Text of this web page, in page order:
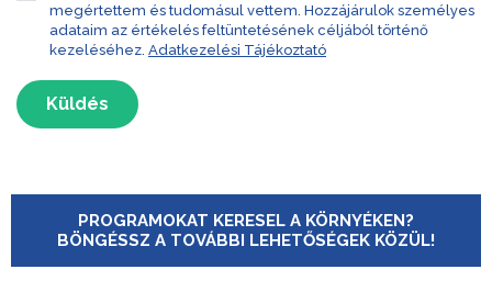
megértettem és tudomásul vettem. Hozzájárulok személyes
adataim az értékelés feltüntetésének céljából történő
kezeléséhez. Adatkezelési Tájékoztató
Küldés
PROGRAMOKAT KERESEL A KÖRNYÉKEN?
BÖNGÉSSZ A TOVÁBBI LEHETŐSÉGEK KÖZÜL!